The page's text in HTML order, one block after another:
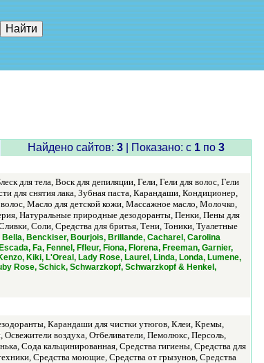
Найдено сайтов: 3| Показано: c 1по 3
для тела, Воск для депиляции, Гели, Гели для волос, Гели
для снятия лака, Зубная паста, Карандаши, Кондиционер,
Масло для детской кожи, Массажное масло, Молочко,
Натуральные природные дезодоранты, Пенки, Пены для
Соли, Средства для бритья, Тени, Тоники, Туалетные
Benckiser, Bourjois, Brillande, Cacharel, Carolina
Fa, Fennel, Ffleur, Fiona, Florena, Freeman, Garnier,
Kiki, L'Oreal, Lady Rose, Laurel, Linda, Londa, Lumene,
Rose, Schick, Schwarzkopf, Schwarzkopf & Henkel,
Карандаши для чистки утюгов, Клеи, Кремы,
воздуха, Отбеливатели, Пемолюкс, Персоль,
Сода кальцинированная, Средства гигиены, Средства для
Средства моющие, Средства от грызунов, Средства